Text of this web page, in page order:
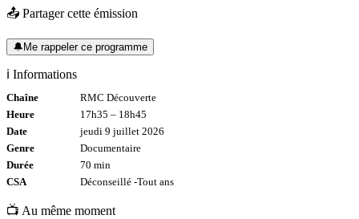
📤 Partager cette émission
🔔Me rappeler ce programme
ℹ️ Informations
Chaîne
RMC Découverte
Heure
17h35 – 18h45
Date
jeudi 9 juillet 2026
Genre
Documentaire
Durée
70 min
CSA
Déconseillé -Tout ans
📺 Au même moment